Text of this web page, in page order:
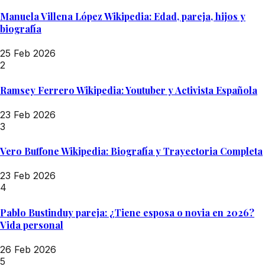
Manuela Villena López Wikipedia: Edad, pareja, hijos y
biografía
25 Feb 2026
2
Ramsey Ferrero Wikipedia: Youtuber y Activista Española
23 Feb 2026
3
Vero Buffone Wikipedia: Biografía y Trayectoria Completa
23 Feb 2026
4
Pablo Bustinduy pareja: ¿Tiene esposa o novia en 2026?
Vida personal
26 Feb 2026
5